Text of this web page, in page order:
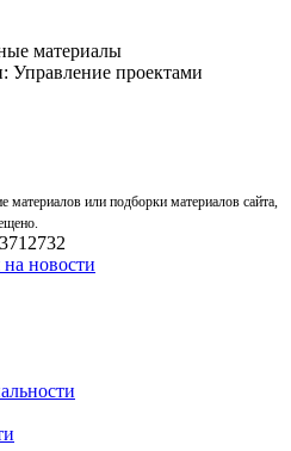
материалы
Управление проектами
материалов или подборки материалов сайта,
новости